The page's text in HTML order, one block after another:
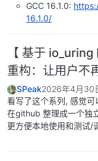
GCC 16.1.0:
16.1.0/
【 基于
重构：让用户不
SPeak2026年4月30
看写了这个系列, 感觉可
在github 整理成一个独
更方便本地使用和测试/